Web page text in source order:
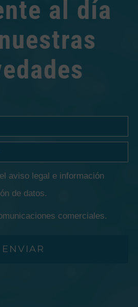
al día
aviso legal e información
de datos.
comerciales.
ENVIAR